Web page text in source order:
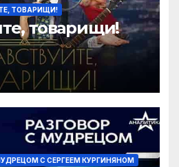
ТОВАРИЩИ!
товарищи!
С СЕРГЕЕМ КУРГИНЯНОМ